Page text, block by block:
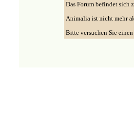
Das Forum befindet sich
Animalia ist nicht mehr
Bitte versuchen Sie